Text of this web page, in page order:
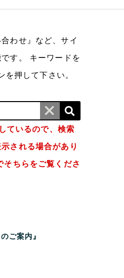
わせ』など、サイ
す。 キーワードを
を押して下さい。
いるので、検索
される場合があり
そちらをご覧くださ
ご案内』